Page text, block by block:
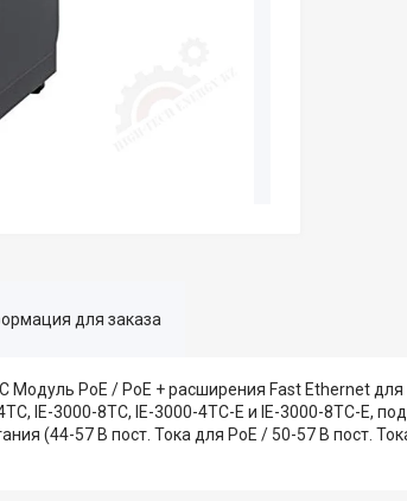
для заказа
Модуль PoE / PoE + расширения Fast Ethernet
IE-3000-8TC, IE-3000-4TC-E и IE-3000-8TC-E,
(44-57 В пост. Тока для PoE / 50-57 В пост.